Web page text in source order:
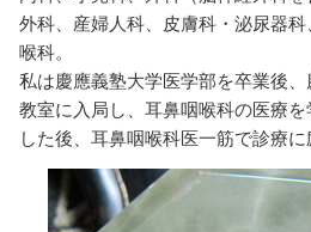
外科、産婦人科、皮膚科・泌尿器
喉科。
私は慶應義塾大学医学部を卒業後
教室に入局し、耳鼻咽喉科の医療
した後、耳鼻咽喉科医一筋で診療に